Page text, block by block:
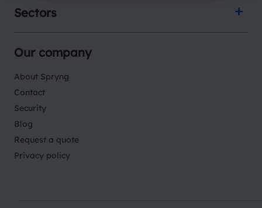
Sectors
Our company
About Spryng
Contact
Security
Blog
Request a quote
Privacy policy